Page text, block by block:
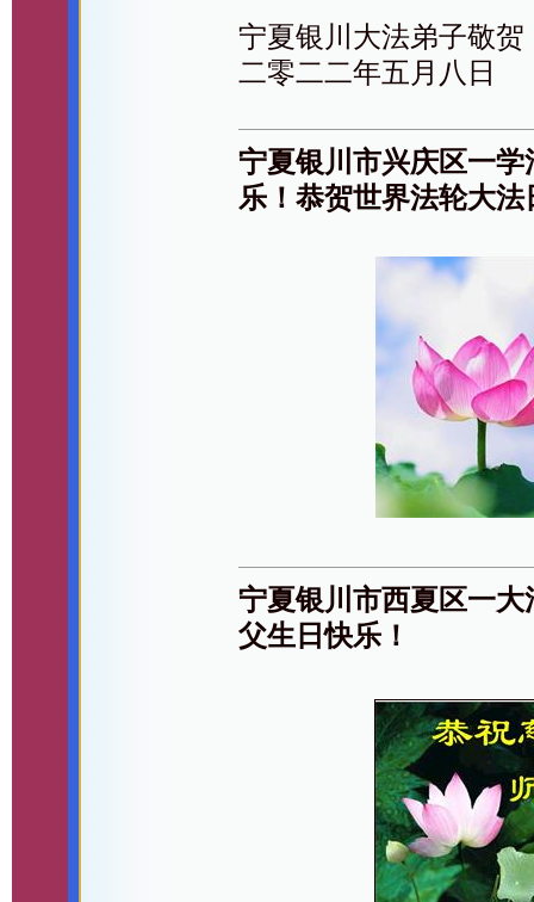
宁夏银川大法弟子敬贺
二零二二年五月八日
宁夏银川市兴庆区一
乐！恭贺世界法轮大法
宁夏银川市西夏区一
父生日快乐！